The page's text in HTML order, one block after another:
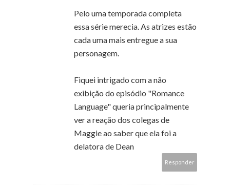
Pelo uma temporada completa
essa série merecia. As atrizes estão
cada uma mais entregue a sua
personagem.
Fiquei intrigado com a não
exibição do episódio "Romance
Language" queria principalmente
ver a reação dos colegas de
Maggie ao saber que ela foi a
delatora de Dean
Responder